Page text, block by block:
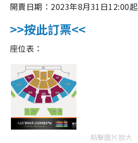
開賣日期：2023年8月31日12:00起
>>按此訂票<<
座位表：
點擊圖片放大